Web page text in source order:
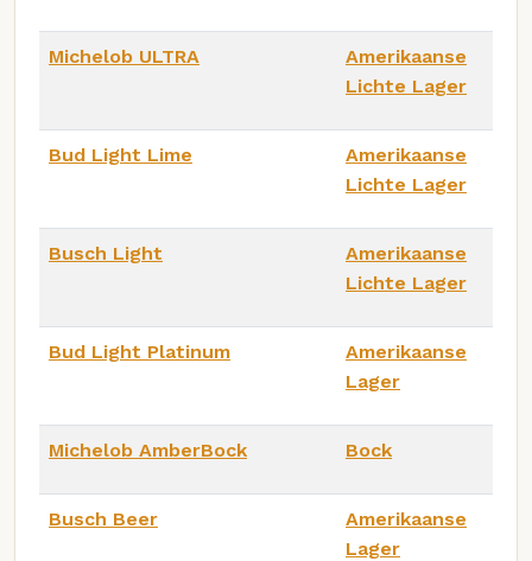
Michelob ULTRA
Amerikaanse
Lichte Lager
Bud Light Lime
Amerikaanse
Lichte Lager
Busch Light
Amerikaanse
Lichte Lager
Bud Light Platinum
Amerikaanse
Lager
Michelob AmberBock Bock
Busch Beer
Amerikaanse
Lager